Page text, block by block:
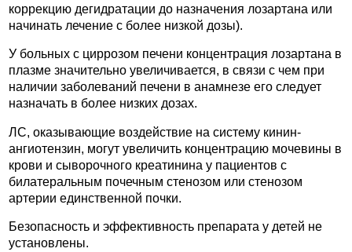
коррекцию дегидратации до назначения лозартана или
начинать лечение с более низкой дозы).
У больных с циррозом печени концентрация лозартана в
плазме значительно увеличивается, в связи с чем при
наличии заболеваний печени в анамнезе его следует
назначать в более низких дозах.
ЛС, оказывающие воздействие на систему кинин-
ангиотензин, могут увеличить концентрацию мочевины в
крови и сыворочного креатинина у пациентов с
билатеральным почечным стенозом или стенозом
артерии единственной почки.
Безопасность и эффективность препарата у детей не
установлены.